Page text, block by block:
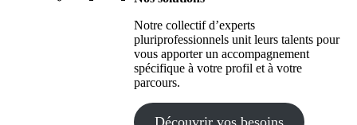
Notre collectif d’experts
pluriprofessionnels unit leurs talents pour
vous apporter un accompagnement
spécifique à votre profil et à votre
parcours.
Découvrir vos besoins